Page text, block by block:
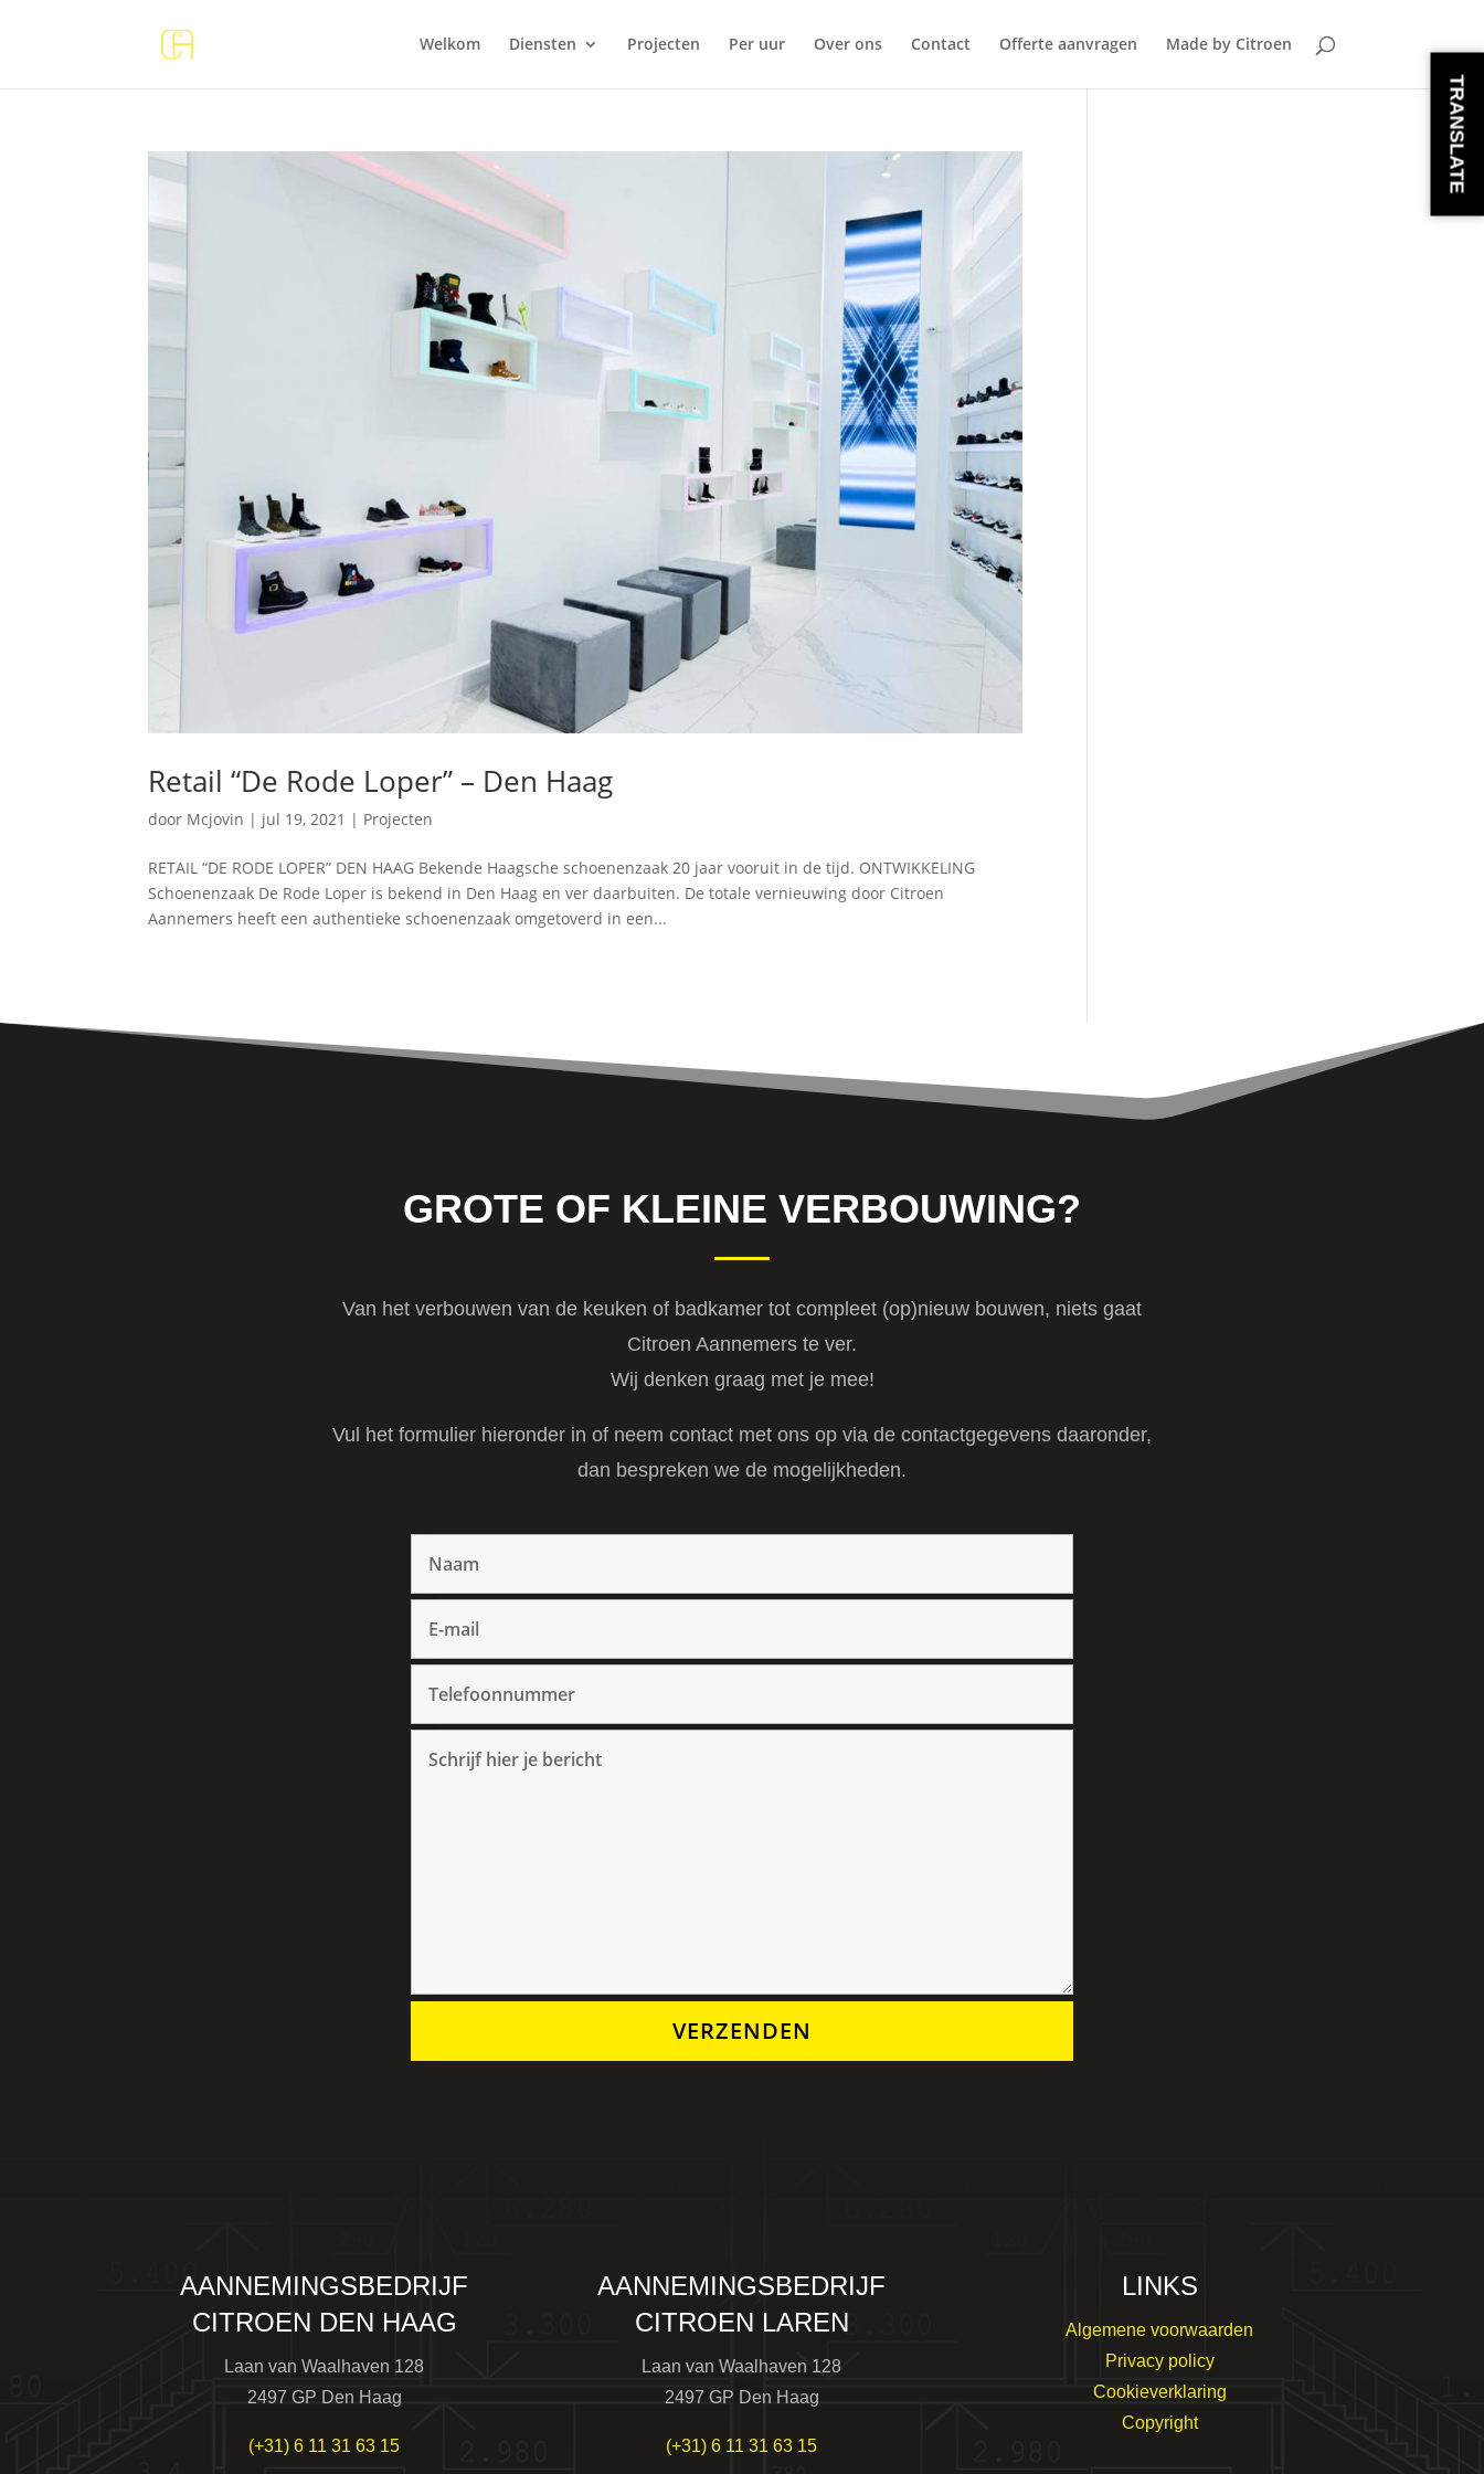
Welkom Diensten Projecten Per uur Over ons Contact Offerte aanvragen Made by Citroen
Retail “De Rode Loper” – Den Haag
door Mcjovin | jul 19, 2021 | Projecten
RETAIL “DE RODE LOPER” DEN HAAG Bekende Haagsche schoenenzaak 20 jaar vooruit in de tijd. ONTWIKKELING
Schoenenzaak De Rode Loper is bekend in Den Haag en ver daarbuiten. De totale vernieuwing door Citroen
Aannemers heeft een authentieke schoenenzaak omgetoverd in een...
GROTE OF KLEINE VERBOUWING?
Van het verbouwen van de keuken of badkamer tot compleet (op)nieuw bouwen, niets gaat
Citroen Aannemers te ver.
Wij denken graag met je mee!
Vul het formulier hieronder in of neem contact met ons op via de contactgegevens daaronder,
dan bespreken we de mogelijkheden.
VERZENDEN
AANNEMINGSBEDRIJF
CITROEN DEN HAAG
Laan van Waalhaven 128
2497 GP Den Haag
(+31) 6 11 31 63 15
AANNEMINGSBEDRIJF
CITROEN LAREN
Laan van Waalhaven 128
2497 GP Den Haag
(+31) 6 11 31 63 15
LINKS
Algemene voorwaarden
Privacy policy
Cookieverklaring
Copyright
TRANSLATE